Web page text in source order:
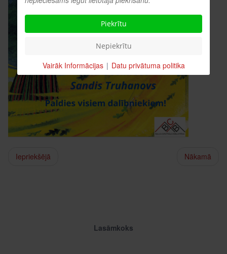
Iepriekšējā Nākamā
Lasāmkoks
Piekrītu
Nepiekrītu
Vairāk Informācijas | Datu privātuma politika